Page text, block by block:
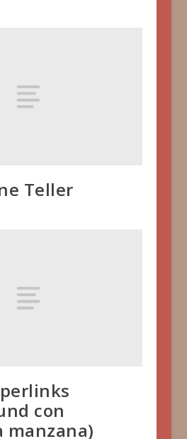
Teller
con
manzana)